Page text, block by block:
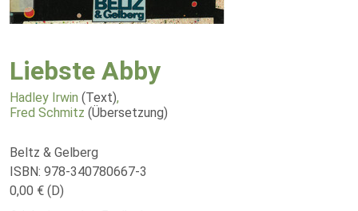
Liebste Abby
Hadley Irwin (Text),
Fred Schmitz (Übersetzung)
Beltz & Gelberg
ISBN: 978-340780667-3
0,00 € (D)